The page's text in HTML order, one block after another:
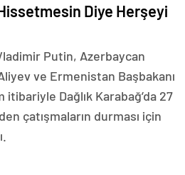
Diye Herşeyi
Putin, Azerbaycan
ve Ermenistan Başbakanı
itibariyle Dağlık Karabağ’da 27
çatışmaların durması için